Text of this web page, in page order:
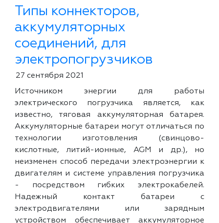
Типы коннекторов,
аккумуляторных
соединений, для
электропогрузчиков
27 сентября 2021
Источником энергии для работы
электрического погрузчика является, как
известно, тяговая аккумуляторная батарея.
Аккумуляторные батареи могут отличаться по
технологии изготовления (свинцово-
кислотные, литий-ионные, AGM и др.), но
неизменен способ передачи электроэнергии к
двигателям и системе управления погрузчика
- посредством гибких электрокабелей.
Надежный контакт батареи с
электродвигателями или зарядным
устройством обеспечивает аккумуляторное